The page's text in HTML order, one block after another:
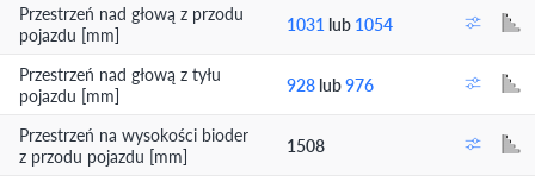
Przestrzeń nad głową z przodu
pojazdu [mm]
1031 lub 1054
Przestrzeń nad głową z tyłu
pojazdu [mm]
928 lub976
Przestrzeń na wysokości bioder
z przodu pojazdu [mm]
1508